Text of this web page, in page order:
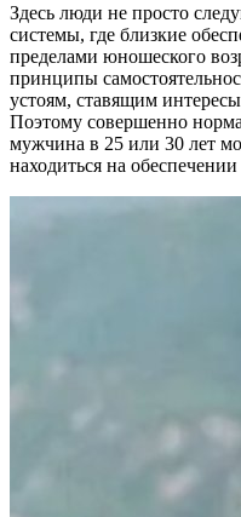
Здесь люди не просто
системы, где близкие
пределами юношеского
принципы
устоям, ставящим
Поэтому совершенно
мужчина в 25 или 30 лет
находиться на